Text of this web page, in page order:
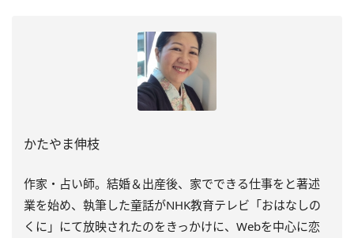
かたやま伸枝
作家・占い師。結婚＆出産後、家でできる仕事をと著述
業を始め、執筆した童話がNHK教育テレビ「おはなしの
くに」にて放映されたのをきっかけに、Webを中心に恋